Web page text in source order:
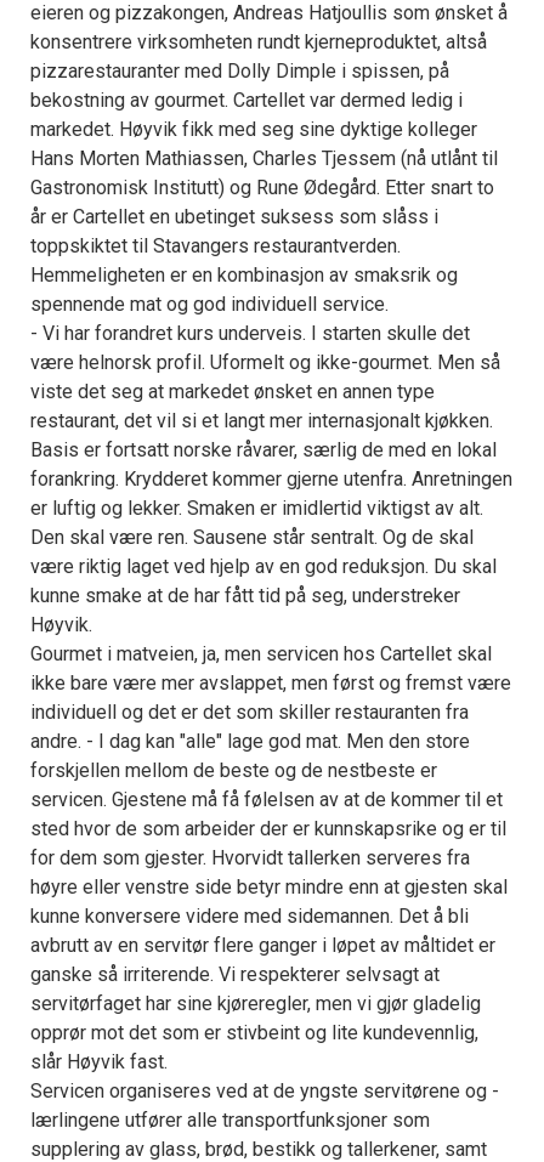
eieren og pizzakongen, Andreas Hatjoullis som ønsket å
konsentrere virksomheten rundt kjerneproduktet, altså
pizzarestauranter med Dolly Dimple i spissen, på
bekostning av gourmet. Cartellet var dermed ledig i
markedet. Høyvik fikk med seg sine dyktige kolleger
Hans Morten Mathiassen, Charles Tjessem (nå utlånt til
Gastronomisk Institutt) og Rune Ødegård. Etter snart to
år er Cartellet en ubetinget suksess som slåss i
toppskiktet til Stavangers restaurantverden.
Hemmeligheten er en kombinasjon av smaksrik og
spennende mat og god individuell service.
- Vi har forandret kurs underveis. I starten skulle det
være helnorsk profil. Uformelt og ikke-gourmet. Men så
viste det seg at markedet ønsket en annen type
restaurant, det vil si et langt mer internasjonalt kjøkken.
Basis er fortsatt norske råvarer, særlig de med en lokal
forankring. Krydderet kommer gjerne utenfra. Anretningen
er luftig og lekker. Smaken er imidlertid viktigst av alt.
Den skal være ren. Sausene står sentralt. Og de skal
være riktig laget ved hjelp av en god reduksjon. Du skal
kunne smake at de har fått tid på seg, understreker
Høyvik.
Gourmet i matveien, ja, men servicen hos Cartellet skal
ikke bare være mer avslappet, men først og fremst være
individuell og det er det som skiller restauranten fra
andre. - I dag kan "alle" lage god mat. Men den store
forskjellen mellom de beste og de nestbeste er
servicen. Gjestene må få følelsen av at de kommer til et
sted hvor de som arbeider der er kunnskapsrike og er til
for dem som gjester. Hvorvidt tallerken serveres fra
høyre eller venstre side betyr mindre enn at gjesten skal
kunne konversere videre med sidemannen. Det å bli
avbrutt av en servitør flere ganger i løpet av måltidet er
ganske så irriterende. Vi respekterer selvsagt at
servitørfaget har sine kjøreregler, men vi gjør gladelig
opprør mot det som er stivbeint og lite kundevennlig,
slår Høyvik fast.
Servicen organiseres ved at de yngste servitørene og -
lærlingene utfører alle transportfunksjoner som
supplering av glass, brød, bestikk og tallerkener, samt